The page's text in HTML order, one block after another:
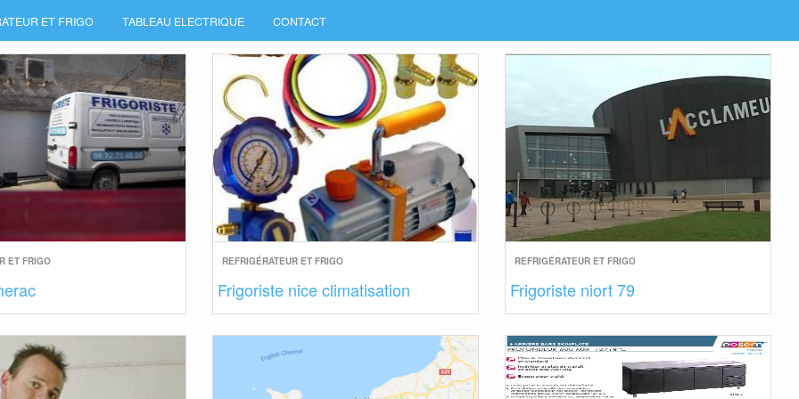
ET FRIGO TABLEAU ELECTRIQUE CONTACT
ET FRIGO REFRIGÉRATEUR ET FRIGO
Frigoriste nice climatisation
REFRIGÉRATEUR ET FRIGO
Frigoriste niort 79